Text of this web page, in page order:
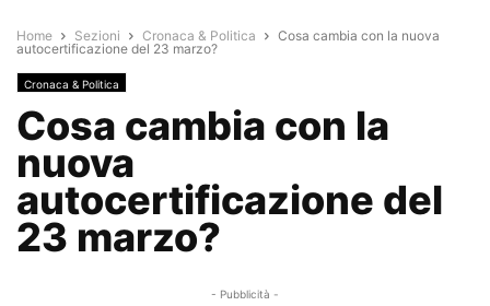
Home Sezioni Cronaca & Politica
Cosa cambia con la nuova
autocertificazione del 23 marzo?
Cronaca & Politica
Cosa cambia con la
nuova
autocertificazione del
23 marzo?
- Pubblicità -